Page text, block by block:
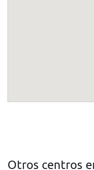
Otros centros